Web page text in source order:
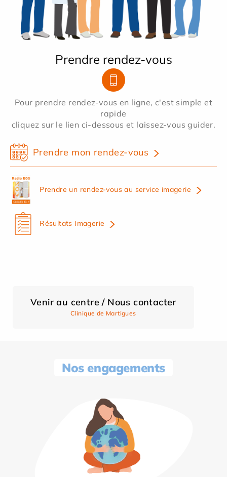
Prendre rendez-vous
Pour prendre rendez-vous en ligne, c'est simple et
rapide
cliquez sur le lien ci-dessous et laissez-vous guider.
Prendre mon rendez-vous
Prendre un rendez-vous au service imagerie
Résultats Imagerie
Venir au centre / Nous contacter
Clinique de Martigues
Nos engagements